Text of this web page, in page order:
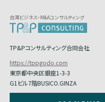
台湾ビジネス・M&Aコンサルティング
TP&Pコンサルティング合同会社
https://tppgodo.com
東京都中央区銀座1-3-3
G1ビル7階BUSICO.GINZA